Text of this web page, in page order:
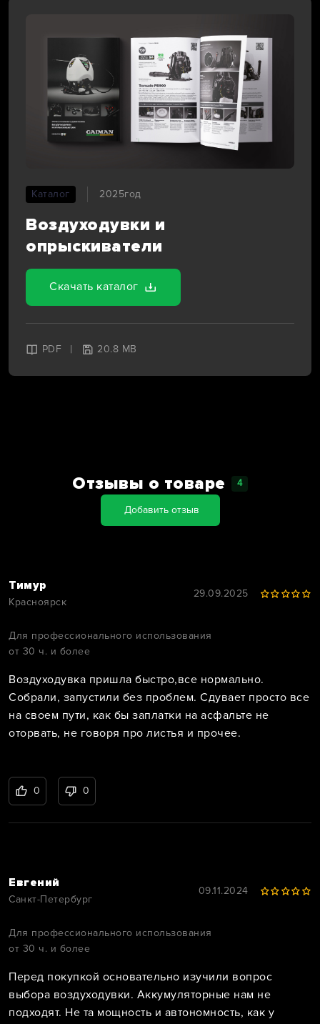
Каталог 2025год
Воздуходувки и
опрыскиватели
Скачать каталог
PDF | 20.8 MB
Отзывы о товаре 4
Добавить отзыв
Тимур
Красноярск
29.09.2025
Для профессионального использования
от 30 ч. и более
Воздуходувка пришла быстро,все нормально.
Собрали, запустили без проблем. Сдувает просто все
на своем пути, как бы заплатки на асфальте не
оторвать, не говоря про листья и прочее.
0 0
Евгений
Санкт-Петербург
09.11.2024
Для профессионального использования
от 30 ч. и более
Перед покупкой основательно изучили вопрос
выбора воздуходувки. Аккумуляторные нам не
подходят. Не та мощность и автономность, как у